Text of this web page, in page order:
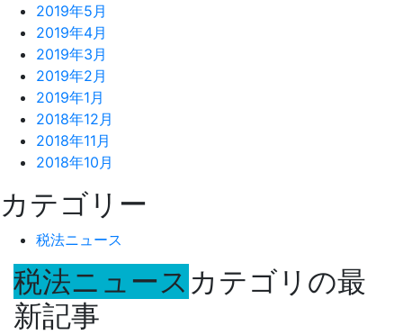
2019年5月
2019年4月
2019年3月
2019年2月
2019年1月
2018年12月
2018年11月
2018年10月
カテゴリー
税法ニュース
税法ニュース カテゴリの最
新記事